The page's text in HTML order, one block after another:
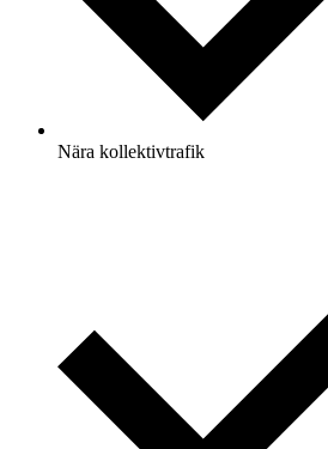
Nära kollektivtrafik